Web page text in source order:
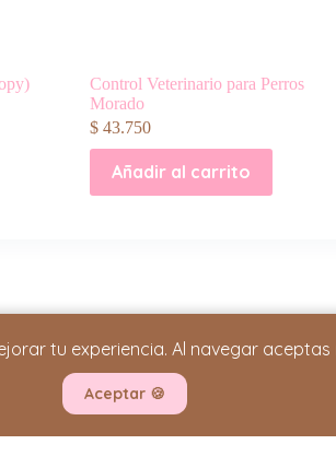
Control Veterinario para Perros
Morado
$43.750
Añadir al carrito
IMPORTANTE
Términos y Condiciones
tu experiencia. Al navegar
Aceptar 🍪